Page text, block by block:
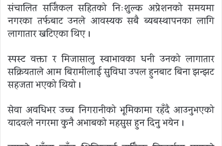
संचालित सर्जिकल सहितको निःशुल्क अप्रेशनको समयमा
नगरका तर्फबाट उनले आवस्यक सबै ब्यबस्थापनका लागि
लागातार खटिएका थिए ।
स्पस्ट वक्ता र मिजासालु स्वाभावका धनी उनको लागातार
सक्रियताले आम बिरामीलाई सुविधा उपलब्ध हुनबाट बिना झन्झट
सहजता भएको थियो ।
सेवा अवधिभर उच्च निगरानीको भूमिकामा रहँदै आउनुभएको
यादवले नगरमा कुनै अभाबको महसुस हुन दिनु भयेन ।